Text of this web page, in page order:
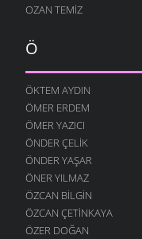
OZAN TEMIZ
Ö
ÖKTEM AYDIN
ÖMER ERDEM
ÖMER YAZICI
ÖNDER ÇELIK
ÖNDER YAŞAR
ÖNER YILMAZ
ÖZCAN BILGIN
ÖZCAN ÇETINKAYA
ÖZER DOĞAN